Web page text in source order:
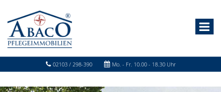
02103 / 298-390 Mo. - Fr. 10.00 - 18.30 Uhr